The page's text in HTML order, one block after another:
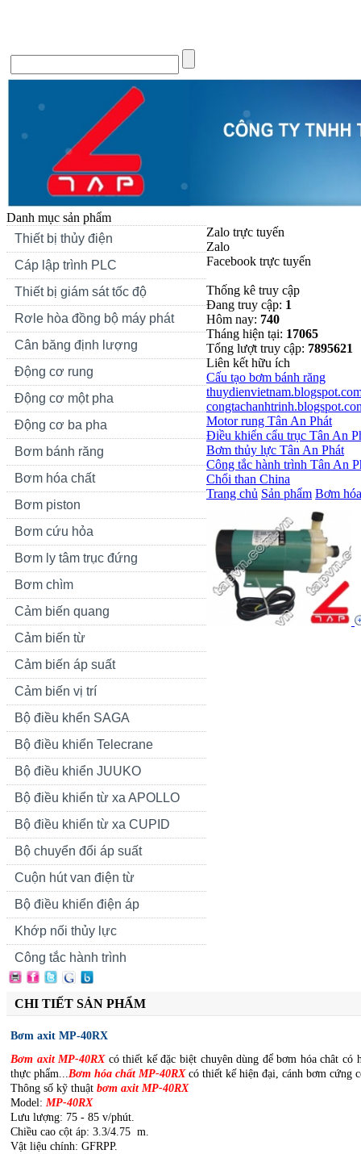
Danh mục sản phẩm
Thiết bị thủy điện
Cáp lập trình PLC
Thiết bị giám sát tốc độ
Rơle hòa đồng bộ máy phát
Cân băng định lượng
Động cơ rung
Động cơ một pha
Động cơ ba pha
Bơm bánh răng
Bơm hóa chất
Bơm piston
Bơm cứu hỏa
Bơm ly tâm trục đứng
Bơm chìm
Cảm biến quang
Cảm biến từ
Cảm biến áp suất
Cảm biến vị trí
Bộ điều khển SAGA
Bộ điều khiển Telecrane
Bộ điều khiển JUUKO
Bộ điều khiển từ xa APOLLO
Bộ điều khiển từ xa CUPID
Bộ chuyển đổi áp suất
Cuộn hút van điện từ
Bộ điều khiển điện áp
Khớp nối thủy lực
Công tắc hành trình
Zalo trực tuyến
Zalo
Facebook trực tuyến
Thống kê truy cập
Đang truy cập: 1
Hôm nay: 740
Tháng hiện tại: 17065
Tổng lượt truy cập: 7895621
Liên kết hữu ích
Cấu tạo bơm bánh răng
Motor rung Tân An Phát
Điều khiển cẩu trục Tân An
Bơm thủy lực Tân An Phát
Công tắc hành trình Tân An
Chổi than China
Trang chủ Sản phẩm Bơm
CHI TIẾT SẢN PHẨM
Bơm axit MP-40RX
Bơm axit MP-40RX có thiết kế đặc biệt chuyên dùng để bơm hóa chât
thực phẩm...Bơm hóa chất MP-40RX có thiết kế hiện đại, cánh bơm cứng
Thông số kỹ thuật bơm axit MP-40RX
Model: MP-40RX
Lưu lượng: 75 - 85 v/phút.
Chiều cao cột áp: 3.3/4.75 m.
Vật liệu chính: GFRPP.